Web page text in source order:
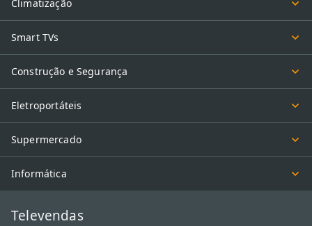
Climatização
Smart TVs
Construção e Segurança
Eletroportáteis
Supermercado
Informática
Televendas